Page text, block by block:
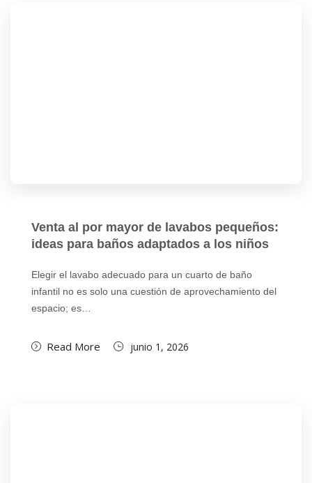
Venta al por mayor de lavabos pequeños:
ideas para baños adaptados a los niños
Elegir el lavabo adecuado para un cuarto de baño
infantil no es solo una cuestión de aprovechamiento del
espacio; es…
Read More junio 1, 2026